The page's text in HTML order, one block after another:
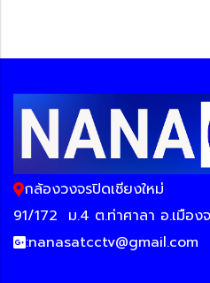
กล้องวงจรปิดเชียงใหม่
91/172 ม.4 ต.ท่าศาลา อ.เมือ
:nanasatcctv@gmail.com